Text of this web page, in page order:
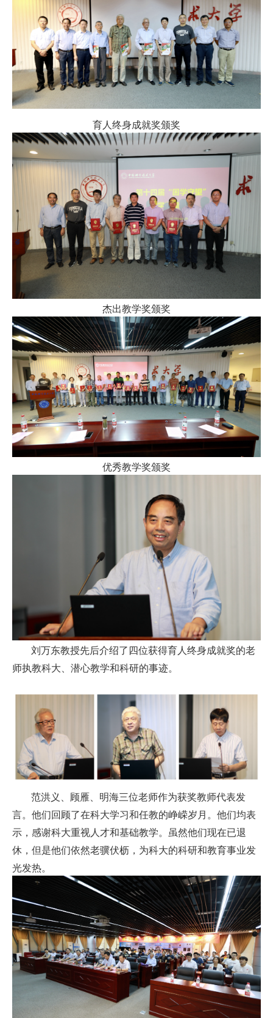
育人终身成就奖颁奖
杰出教学奖颁奖
优秀教学奖颁奖
刘万东教授先后介绍了四位获得育人终身成就奖的老
师执教科大、潜心教学和科研的事迹。
范洪义、顾雁、明海三位老师作为获奖教师代表发
言。他们回顾了在科大学习和任教的峥嵘岁月。他们均表
示，感谢科大重视人才和基础教学。虽然他们现在已退
休，但是他们依然老骥伏枥，为科大的科研和教育事业发
光发热。